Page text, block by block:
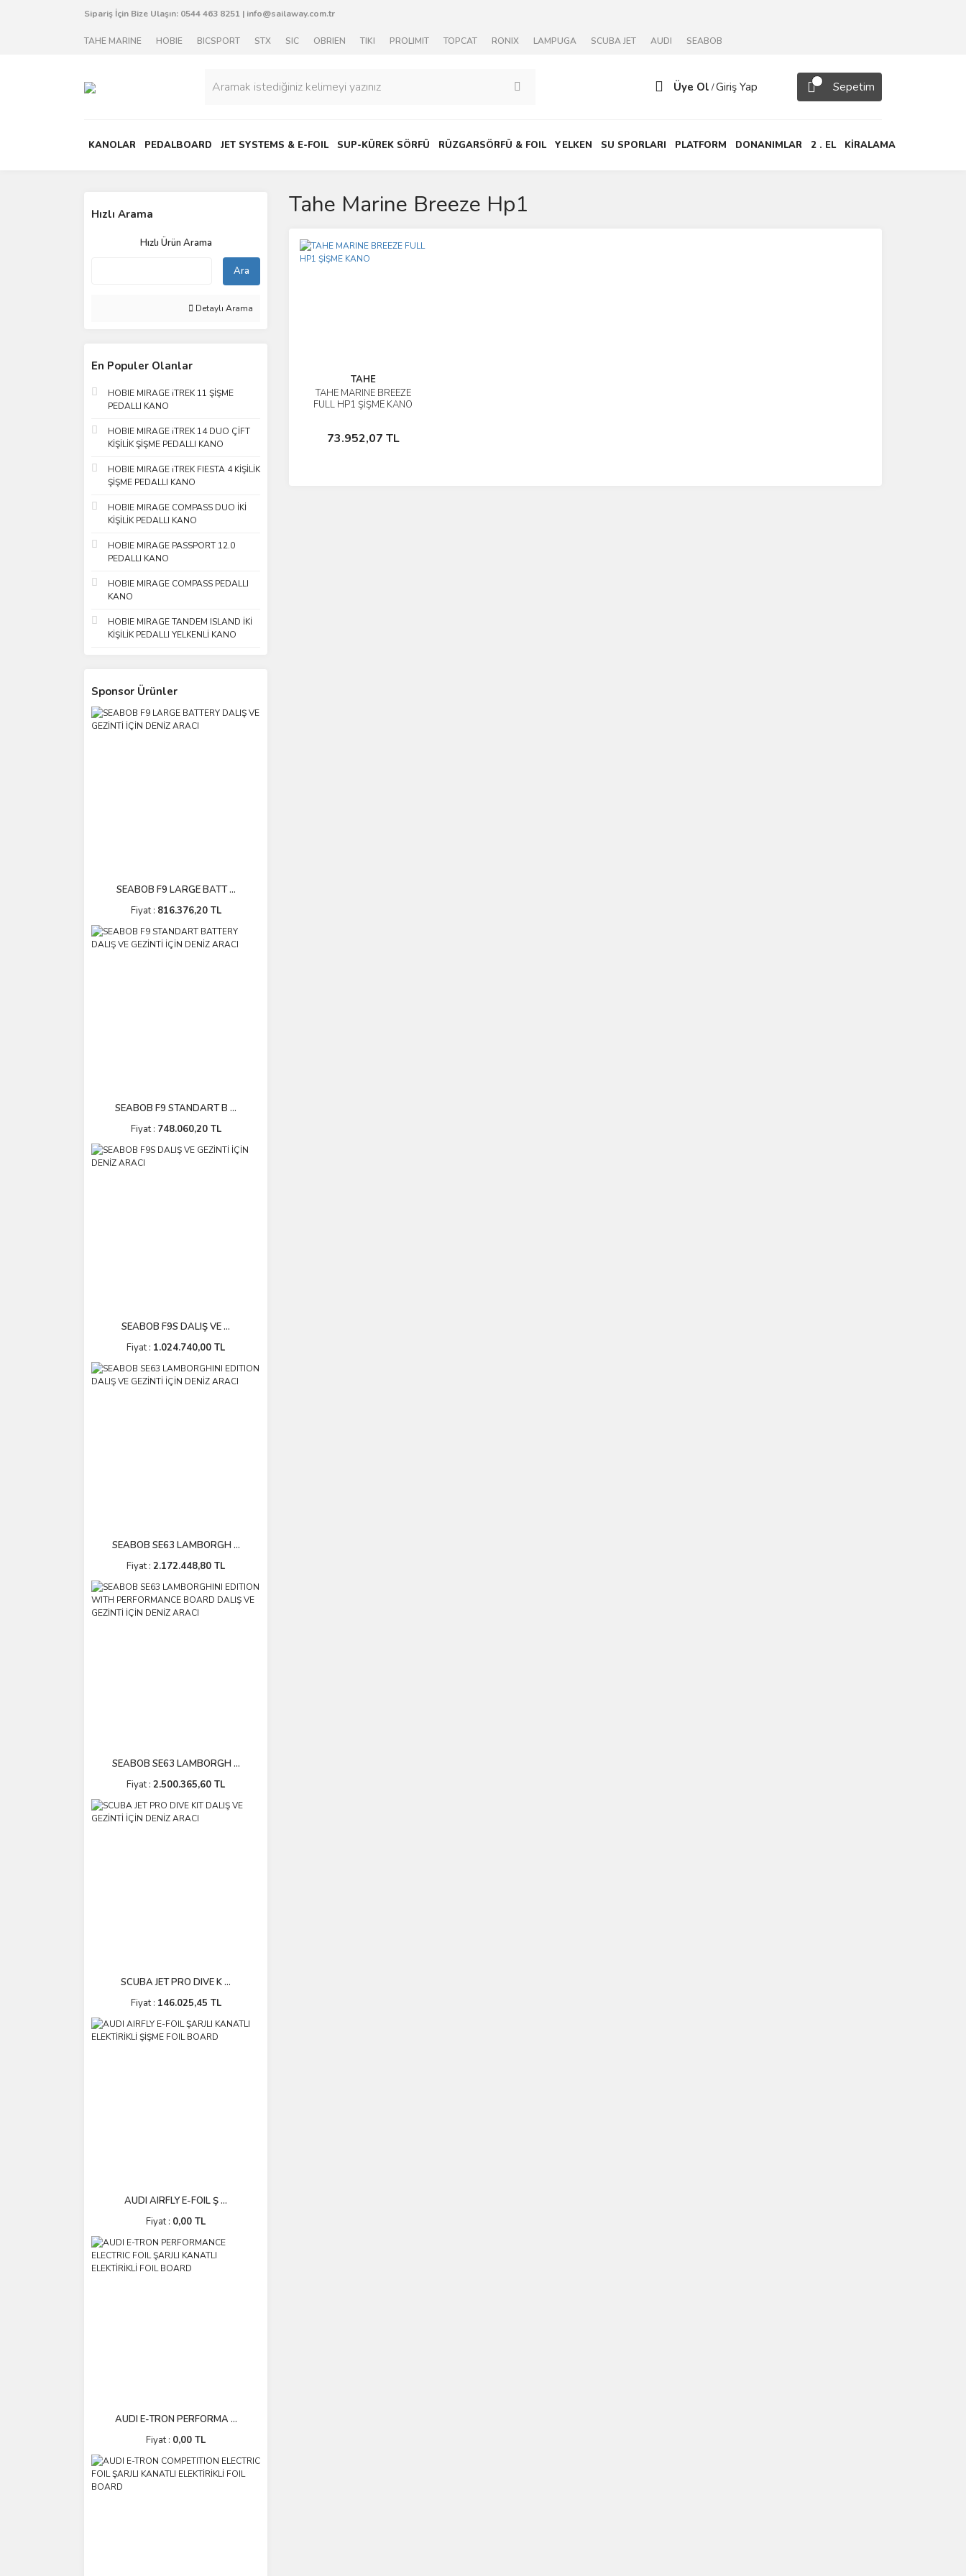
Sipariş İçin Bize Ulaşın: 0544 463 8251 | info@sailaway.com.tr
TAHE MARINE HOBIE BICSPORT STX SIC OBRIEN TIKI PROLIMIT TOPCAT RONIX LAMPUGA SCUBA JET AUDI SEABOB
Üye Ol /Giriş Yap Sepetim
KANOLAR PEDALBOARD JET SYSTEMS & E-FOIL SUP-KÜREK SÖRFÜ RÜZGARSÖRFÜ & FOIL YELKEN SU SPORLARI PLATFORM DONANIMLAR 2 . EL KİRALAMA
Hızlı Arama
Hızlı Ürün Arama
Ara
Detaylı Arama
En Populer Olanlar
HOBIE MIRAGE iTREK 11 ŞİŞME
PEDALLI KANO
HOBIE MIRAGE iTREK 14 DUO ÇİFT
KİŞİLİK ŞİŞME PEDALLI KANO
HOBIE MIRAGE iTREK FIESTA 4 KİŞİLİK
ŞİŞME PEDALLI KANO
HOBIE MIRAGE COMPASS DUO İKİ
KİŞİLİK PEDALLI KANO
HOBIE MIRAGE PASSPORT 12.0
PEDALLI KANO
HOBIE MIRAGE COMPASS PEDALLI
KANO
HOBIE MIRAGE TANDEM ISLAND İKİ
KİŞİLİK PEDALLI YELKENLİ KANO
Sponsor Ürünler
SEABOB F9 LARGE BATT ...
Fiyat : 816.376,20 TL
SEABOB F9 STANDART B ...
Fiyat : 748.060,20 TL
SEABOB F9S DALIŞ VE ...
Fiyat : 1.024.740,00 TL
SEABOB SE63 LAMBORGH ...
Fiyat : 2.172.448,80 TL
SEABOB SE63 LAMBORGH ...
Fiyat : 2.500.365,60 TL
SCUBA JET PRO DIVE K ...
Fiyat : 146.025,45 TL
AUDI AIRFLY E-FOIL Ş ...
Fiyat : 0,00 TL
AUDI E-TRON PERFORMA ...
Fiyat : 0,00 TL
Tahe Marine Breeze Hp1
TAHE
TAHE MARINE BREEZE
FULL HP1 ŞİŞME KANO
73.952,07 TL
İncele
Sepete Ekle